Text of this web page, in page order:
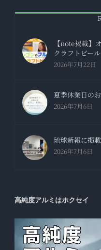
【note掲載】
クラフトビー
2026年7月22日
夏季休業日の
2026年7月6日
琉球新報に掲
2026年7月6日
高純度アルミはホクセイ